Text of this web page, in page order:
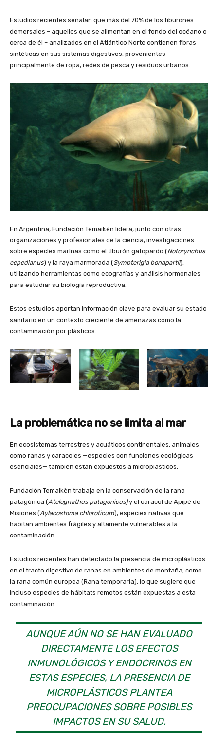
Estudios recientes señalan que más del 70% de los tiburones
demersales – aquellos que se alimentan en el fondo del océano o
cerca de él – analizados en el Atlántico Norte contienen fibras
sintéticas en sus sistemas digestivos, provenientes
principalmente de ropa, redes de pesca y residuos urbanos.
En Argentina, Fundación Temaikèn lidera, junto con otras
organizaciones y profesionales de la ciencia, investigaciones
sobre especies marinas como el tiburón gatopardo (Notorynchus
cepedianus) y la raya marmorada (Sympterigia bonapartii),
utilizando herramientas como ecografías y análisis hormonales
para estudiar su biología reproductiva.
Estos estudios aportan información clave para evaluar su estado
sanitario en un contexto creciente de amenazas como la
contaminación por plásticos.
La problemática no se limita al mar
En ecosistemas terrestres y acuáticos continentales, animales
como ranas y caracoles —especies con funciones ecológicas
esenciales— también están expuestos a microplásticos.
Fundación Temaikèn trabaja en la conservación de la rana
patagónica (Atelognathus patagonicus)y el caracol de Apipé de
Misiones (Aylacostoma chloroticum), especies nativas que
habitan ambientes frágiles y altamente vulnerables a la
contaminación.
Estudios recientes han detectado la presencia de microplásticos
en el tracto digestivo de ranas en ambientes de montaña, como
la rana común europea (Rana temporaria), lo que sugiere que
incluso especies de hábitats remotos están expuestas a esta
contaminación.
AUNQUE AÚN NO SE HAN EVALUADO
DIRECTAMENTE LOS EFECTOS
INMUNOLÓGICOS Y ENDOCRINOS EN
ESTAS ESPECIES, LA PRESENCIA DE
MICROPLÁSTICOS PLANTEA
PREOCUPACIONES SOBRE POSIBLES
IMPACTOS EN SU SALUD.